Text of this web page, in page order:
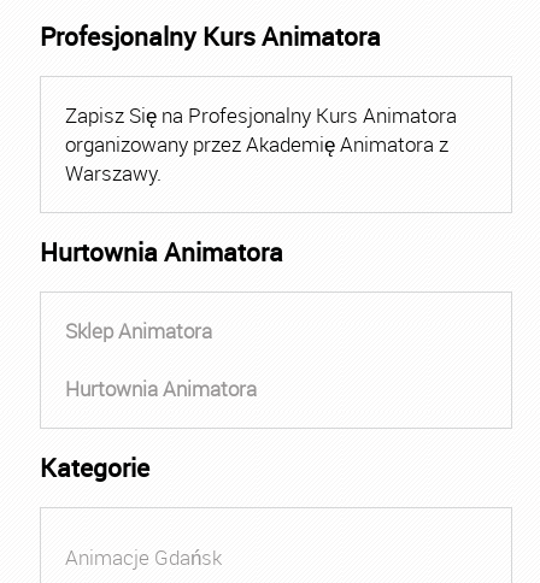
Profesjonalny Kurs Animatora
Zapisz Się na Profesjonalny Kurs Animatora
organizowany przez Akademię Animatora z
Warszawy.
Hurtownia Animatora
Sklep Animatora
Hurtownia Animatora
Kategorie
Animacje Gdańsk